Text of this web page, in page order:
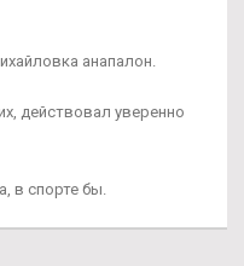
анапалон.
действовал уверенно
в спорте бы.